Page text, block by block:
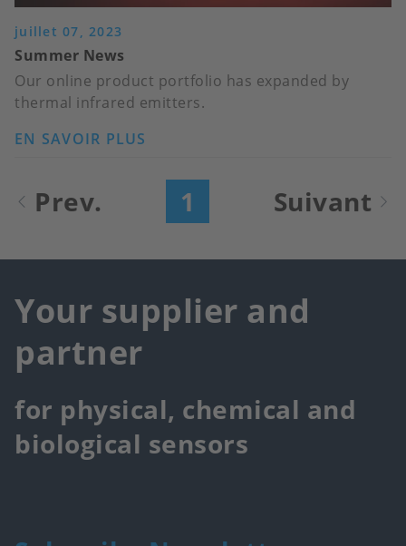
LA
DE
LA
DES
HUILES
INDUSTRIELLES
juillet 07, 2023
Summer News
Our online product portfolio has expanded by
thermal infrared emitters.
EN SAVOIR PLUS
NEWS
Pagination
Prev.
Page
courante
1
Page
suivante
Suivant
Your supplier and
partner
for physical, chemical and
biological sensors